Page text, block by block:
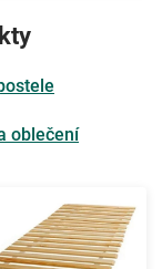
oblečení